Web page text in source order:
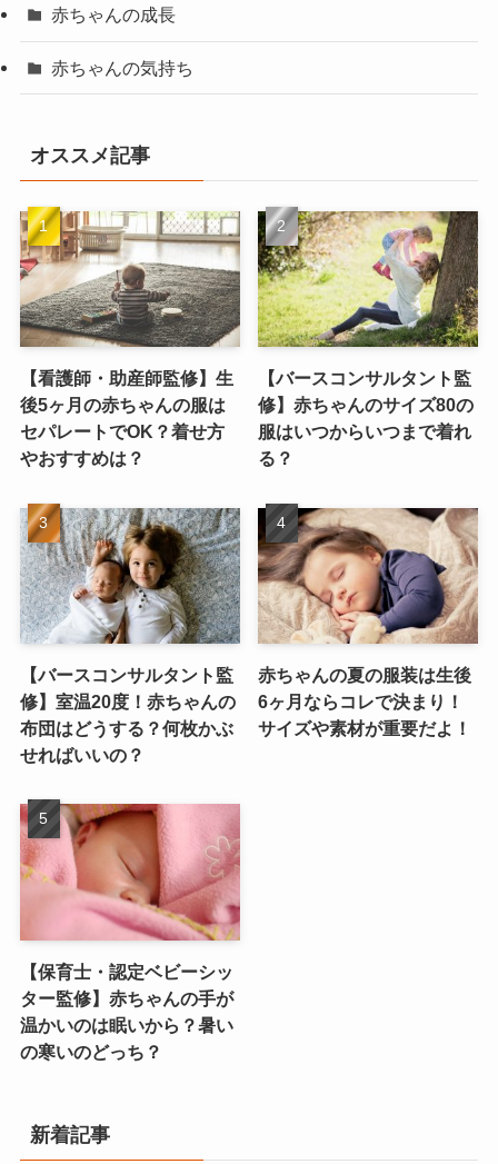
赤ちゃんの成長
赤ちゃんの気持ち
オススメ記事
【看護師・助産師監修】生
後5ヶ月の赤ちゃんの服は
セパレートでOK？着せ方
やおすすめは？
【バースコンサルタント監
修】赤ちゃんのサイズ80の
服はいつからいつまで着れ
る？
【バースコンサルタント監
修】室温20度！赤ちゃんの
布団はどうする？何枚かぶ
せればいいの？
赤ちゃんの夏の服装は生後
6ヶ月ならコレで決まり！
サイズや素材が重要だよ！
【保育士・認定ベビーシッ
ター監修】赤ちゃんの手が
温かいのは眠いから？暑い
の寒いのどっち？
新着記事